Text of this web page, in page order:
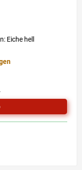
Eiche hell